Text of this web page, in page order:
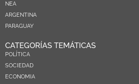
NEA
ARGENTINA
PARAGUAY
CATEGORÍAS TEMÁTICAS
POLÍTICA
SOCIEDAD
ECONOMIA